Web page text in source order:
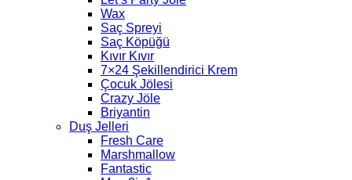
Wax
Saç Spreyi
Saç Köpüğü
Kıvır Kıvır
7×24 Şekillendirici Krem
Çocuk Jölesi
Crazy Jöle
Briyantin
Duş Jelleri
Fresh Care
Marshmallow
Fantastic